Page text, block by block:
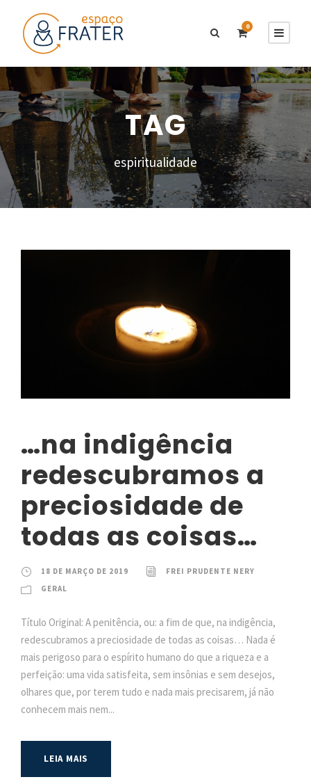
0
TAG
espiritualidade
…na indigência
redescubramos a
preciosidade de
todas as coisas…
18 DE MARÇO DE 2019
FREI PRUDENTE NERY
GERAL
Título Original: A penitência, ou: a fim de que, na indigência,
redescubramos a preciosidade de todas as coisas… Nada é
mais perigoso para o espírito humano do que a riqueza e a
perfeição: uma vida satisfeita, sem insônias e sem desejos,
olhares que, por terem tudo e nada mais precisarem, já não
conhecem mais nem...
LEIA MAIS